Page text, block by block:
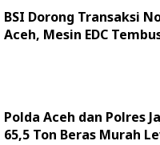
BSI Dorong Transaksi
Aceh, Mesin EDC
Polda Aceh dan Polres
65,5 Ton Beras Murah